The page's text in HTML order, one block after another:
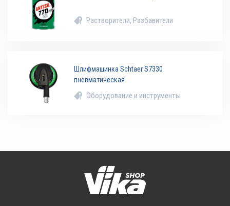
Растворители, Разбавители
Шлифмашинка Schtaer S7330
пневматическая
Оборудование и инструменты